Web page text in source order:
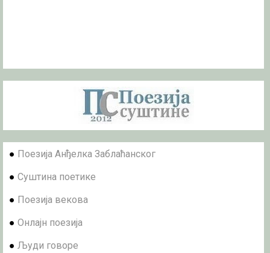
● Поезија Анђелка Заблаћанског
● Суштина поетике
● Поезија векова
● Онлајн поезија
● Људи говоре